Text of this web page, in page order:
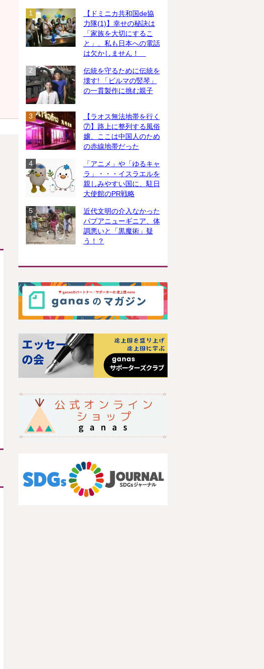
【ドミニカ共和国de協
力隊(1)】幸せの秘訣は
「家族を大切にするこ
と」、私も日本への電話
は欠かしません！
伝統を守るために伝統を
壊す! 「ビルマの竪琴」
の一貫製作に挑む親子
【ラオス無法地帯を行く
⑦】路上に整列する風俗
嬢、ここは中国人のため
の赤線地帯だった
「アニメ」や「ゆるキャ
ラ」・・・イスラエルを
親しみやすい国に、駐日
大使館のPR戦略
近代文明の介入なかった
パプアニューギニア、体
調悪いと「黒魔術」疑
う！？